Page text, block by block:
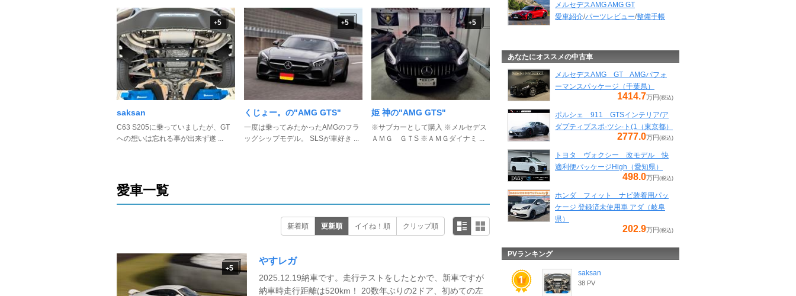
+5
saksan
C63 S205に乗っていましたが、GT
への想いは忘れる事が出来ず遂 ...
+5
くじょー。の"AMG GTS"
一度は乗ってみたかったAMGのフラ
ッグシップモデル。 SLSが車好き ...
+5
姫 神の"AMG GTS"
※サブカーとして購入 ※メルセデス
ＡＭＧ ＧＴS ※ＡＭＧダイナミ ...
愛車一覧
新着順 更新順 イイね！順 クリップ順
+5
やすレガ
2025.12.19納車です。走行テストをしたとかで、新車ですが
納車時走行距離は520km！ 20数年ぶりの2ドア、初めての左
メルセデスAMG AMG GT
愛車紹介/パーツレビュー/整備手帳
あなたにオススメの中古車
メルセデスAMG GT AMGパフォ
ーマンスパッケージ（千葉県）
1414.7万円 (税込)
ポルシェ 911 GTSインテリア/ア
ダプティブスポ-ツシ-ト(1（東京都）
2777.0万円 (税込)
トヨタ ヴォクシー 改モデル 快
適利便パッケージHigh（愛知県）
498.0万円 (税込)
ホンダ フィット ナビ装着用パッ
ケージ 登録済未使用車 アダ（岐阜
県）
202.9万円 (税込)
PVランキング
saksan
38 PV